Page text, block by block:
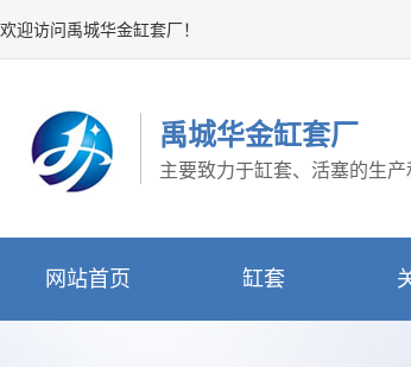
欢迎访问禹城华金缸套厂！
禹城华金缸套厂
主要致力于缸套、活塞的生产
网站首页 缸套